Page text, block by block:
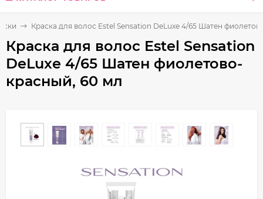
Краска для волос Estel Sensation DeLuxe 4/65 Шатен
Краска для волос Estel Sensation
DeLuxe 4/65 Шатен фиолетово-
красный, 60 мл